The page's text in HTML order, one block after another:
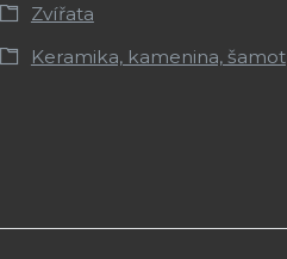
Zvířata
Keramika, kamenina, šamot